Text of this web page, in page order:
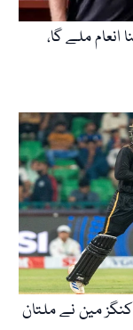
کتنا انعام ملے گا،
مین نے ملتان